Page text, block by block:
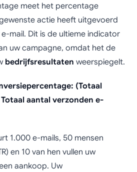
meet het percentage
actie heeft uitgevoerd
mail. Dit is de ultieme indicator
uw campagne, omdat het de
bedrijfsresultaten weerspiegelt.
(Totaal
aantal verzonden e-
1.000 e-mails, 50 mensen
en 10 van hen vullen uw
aankoop. Uw